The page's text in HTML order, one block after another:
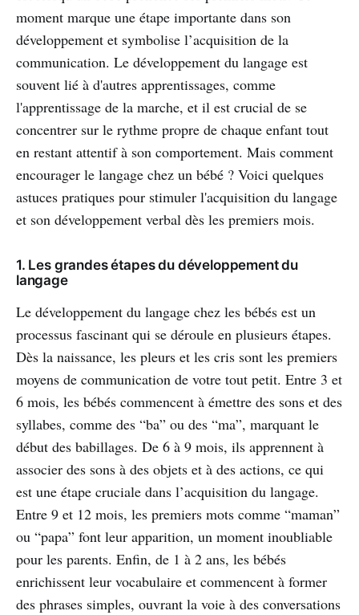
moment marque une étape importante dans son
développement et symbolise l’acquisition de la
communication. Le développement du langage est
souvent lié à d'autres apprentissages, comme
l'apprentissage de la marche, et il est crucial de se
concentrer sur le rythme propre de chaque enfant tout
en restant attentif à son comportement. Mais comment
encourager le langage chez un bébé ? Voici quelques
astuces pratiques pour stimuler l'acquisition du langage
et son développement verbal dès les premiers mois.
1. Les grandes étapes du développement du
langage
Le développement du langage chez les bébés est un
processus fascinant qui se déroule en plusieurs étapes.
Dès la naissance, les pleurs et les cris sont les premiers
moyens de communication de votre tout petit. Entre 3 et
6 mois, les bébés commencent à émettre des sons et des
syllabes, comme des “ba” ou des “ma”, marquant le
début des babillages. De 6 à 9 mois, ils apprennent à
associer des sons à des objets et à des actions, ce qui
est une étape cruciale dans l’acquisition du langage.
Entre 9 et 12 mois, les premiers mots comme “maman”
ou “papa” font leur apparition, un moment inoubliable
pour les parents. Enfin, de 1 à 2 ans, les bébés
enrichissent leur vocabulaire et commencent à former
des phrases simples, ouvrant la voie à des conversations